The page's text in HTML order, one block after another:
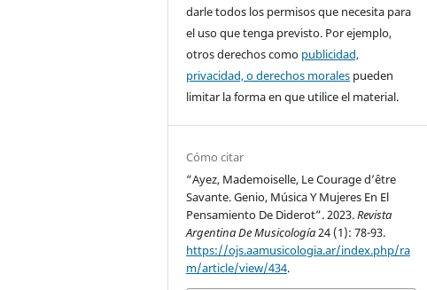
darle todos los permisos que necesita para
el uso que tenga previsto. Por ejemplo,
otros derechos como publicidad,
privacidad, o derechos morales pueden
limitar la forma en que utilice el material.
Cómo citar
“Ayez, Mademoiselle, Le Courage d’être
Savante. Genio, Música Y Mujeres En El
Pensamiento De Diderot”. 2023.Revista
Argentina De Musicología24 (1): 78-93.
https://ojs.aamusicologia.ar/index.php/ra
m/article/view/434.